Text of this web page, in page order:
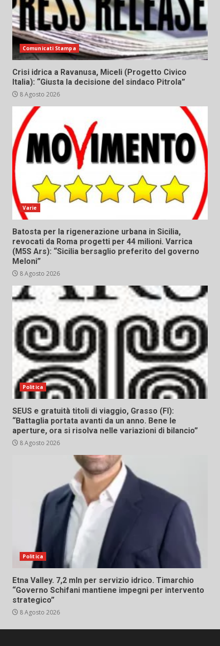
Comunicati Stampa
Crisi idrica a Ravanusa, Miceli (Progetto Civico
Italia): “Giusta la decisione del sindaco Pitrola”
8 Agosto 2026
Varie
Batosta per la rigenerazione urbana in Sicilia,
revocati da Roma progetti per 44 milioni. Varrica
(M5S Ars): “Sicilia bersaglio preferito del governo
Meloni”
8 Agosto 2026
Politica
SEUS e gratuità titoli di viaggio, Grasso (FI):
“Battaglia portata avanti da un anno. Bene le
aperture, ora si risolva nelle variazioni di bilancio”
8 Agosto 2026
Politica
Etna Valley. 7,2 mln per servizio idrico. Timarchio
“Governo Schifani mantiene impegni per intervento
strategico”
8 Agosto 2026